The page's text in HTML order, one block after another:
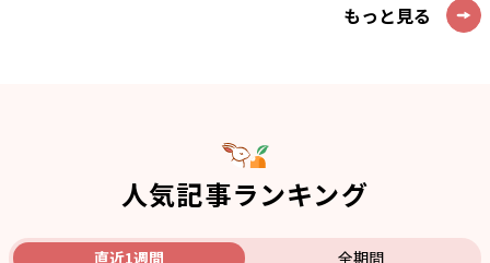
もっと見る
人気記事ランキング
直近1週間 全期間